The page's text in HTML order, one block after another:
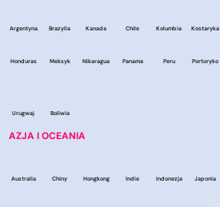
Argentyna Brazylia Kanada Chile Kolumbia Kostaryka
Honduras Meksyk Nikaragua Panama Peru Portoryko
Urugwaj Boliwia
AZJA I OCEANIA
Australia Chiny Hongkong Indie Indonezja Japonia